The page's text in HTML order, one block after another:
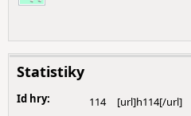
Statistiky
Id hry:
114